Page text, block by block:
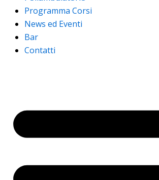
Programma Corsi
News ed Eventi
Bar
Contatti